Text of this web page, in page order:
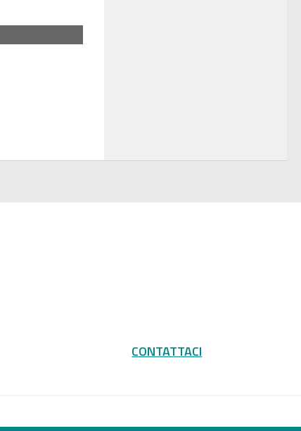
CONTATTACI